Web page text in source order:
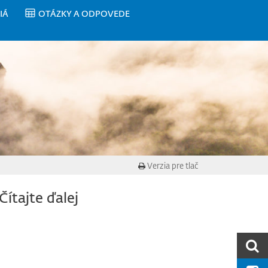
OTÁZKY A ODPOVEDE
Verzia pre tlač
ďalej